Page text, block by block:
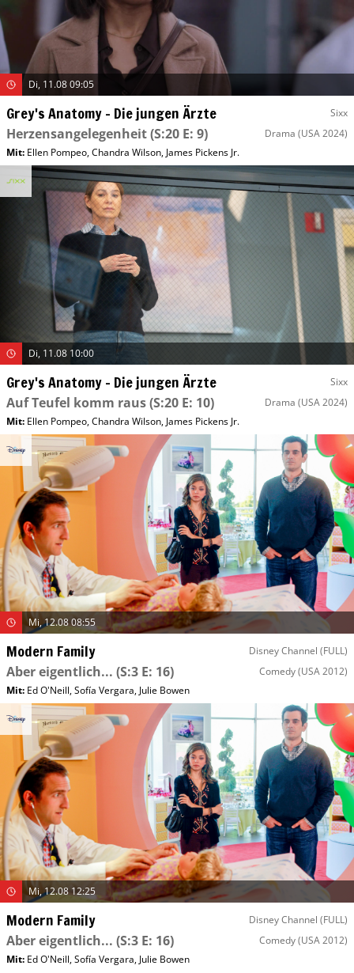
Di, 11.08 09:05
Grey's Anatomy – Die jungen Ärzte Sixx
Herzensangelegenheit(S:20 E: 9) Drama (USA 2024)
Mit: Ellen Pompeo,Chandra Wilson, James Pickens Jr.
Di, 11.08 10:00
Grey's Anatomy – Die jungen Ärzte Sixx
Auf Teufel komm raus(S:20 E: 10) Drama (USA 2024)
Mit: Ellen Pompeo,Chandra Wilson, James Pickens Jr.
Mi, 12.08 08:55
Modern Family Disney Channel (FULL)
Aber eigentlich... (S:3 E: 16) Comedy(USA 2012)
Mit: Ed O'Neill,Sofía Vergara, Julie Bowen
Mi, 12.08 12:25
Modern Family Disney Channel (FULL)
Aber eigentlich... (S:3 E: 16) Comedy(USA 2012)
Mit: Ed O'Neill,Sofía Vergara, Julie Bowen